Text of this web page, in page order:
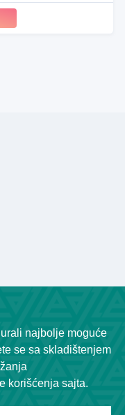
najbolje moguće
se sa skladištenjem
korišćenja sajta.